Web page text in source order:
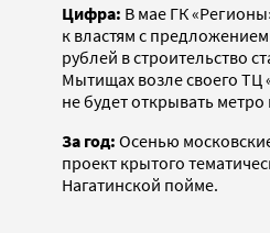
Цифра: В мае ГК
к властям с
рублей в строительство
Мытищах возле своего ТЦ
не будет открывать
За год: Осенью
проект крытого
Нагатинской пойме.